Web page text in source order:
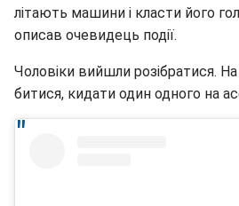
літають машини і класти його
описав очевидець події.
Чоловіки вийшли розібратися.
битися, кидати один одного на